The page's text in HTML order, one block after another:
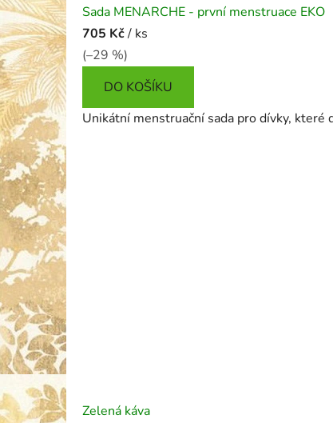
Sada MENARCHE - první menstruace EKO
705 Kč/ ks
(–29 %)
DO KOŠÍKU
Unikátní menstruační sada pro dívky, které
Zelená káva